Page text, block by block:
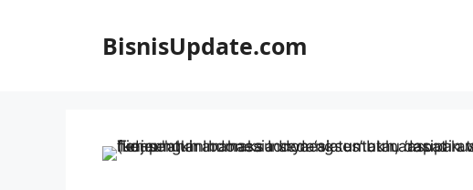
BisnisUpdate.com